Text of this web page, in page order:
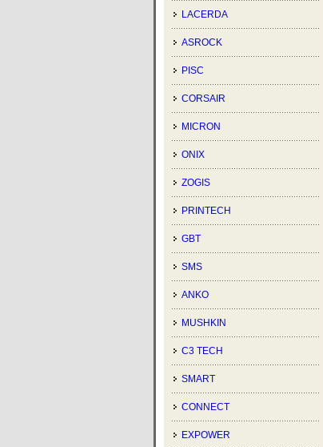
LACERDA
ASROCK
PISC
CORSAIR
MICRON
ONIX
ZOGIS
PRINTECH
GBT
SMS
ANKO
MUSHKIN
C3 TECH
SMART
CONNECT
EXPOWER